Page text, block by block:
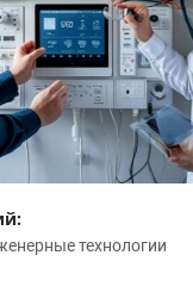
технологии